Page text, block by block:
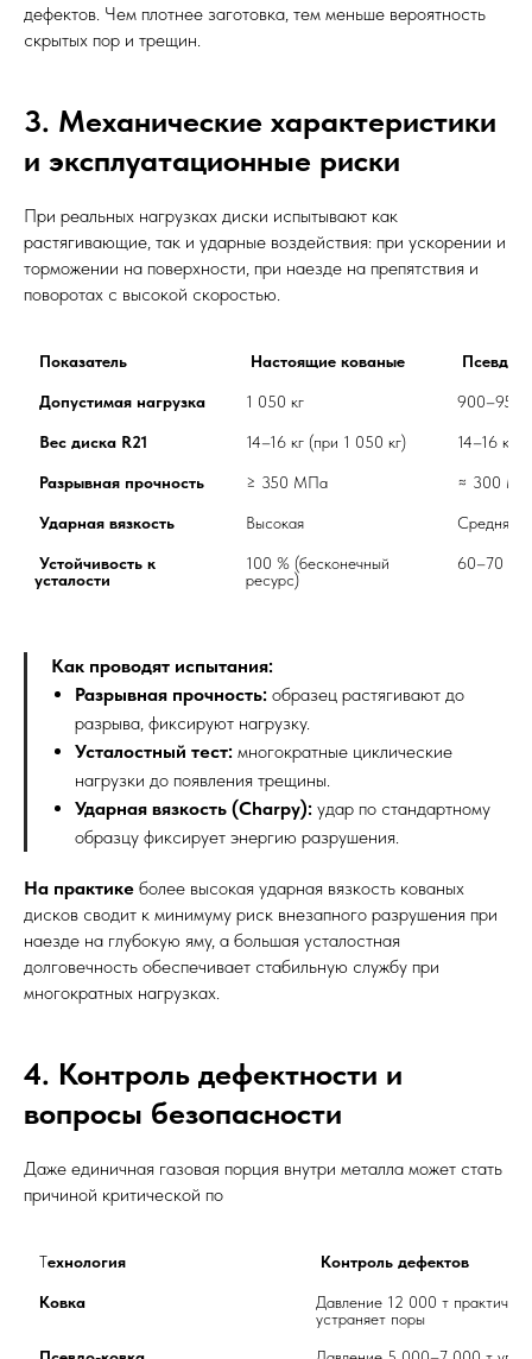
дефектов. Чем плотнее заготовка, тем меньше вероятность
скрытых пор и трещин.
3. Механические характеристики
и эксплуатационные риски
При реальных нагрузках диски испытывают как
растягивающие, так и ударные воздействия: при ускорении и
торможении на поверхности, при наезде на препятствия и
поворотах с высокой скоростью.
Показатель Настоящие кованые Псевдо-
Допустимая нагрузка
Вес диска R21
Разрывная прочность
Ударная вязкость Высокая Средняя
Устойчивость к
усталости
100 % (бесконечный
Как проводят испытания:
Разрывная прочность: образец растягивают до
разрыва, фиксируют нагрузку.
Усталостный тест: многократные циклические
нагрузки до появления трещины.
Ударная вязкость (Charpy): удар по стандартному
образцу фиксирует энергию разрушения.
На практике более высокая ударная вязкость кованых
дисков сводит к минимуму риск внезапного разрушения при
наезде на глубокую яму, а большая усталостная
долговечность обеспечивает стабильную службу при
многократных нагрузках.
4. Контроль дефектности и
вопросы безопасности
Даже единичная газовая порция внутри металла может стать
причиной критической по
Технология Контроль дефектов
Ковка
Давление 12 000 т